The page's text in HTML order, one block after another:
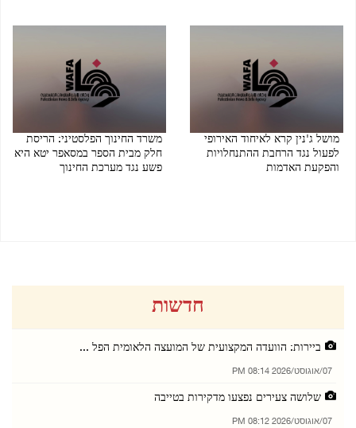
מושל ג'נין קרא לאיחוד האירופי
לפעול נגד הרחבת ההתנחלויות
והפקעת האדמות
משרד החינוך הפלסטיני: הריסת
חלק מבית הספר במסאפר יטא היא
פשע נגד מערכת החינוך
חדשות
ביירות: הוועדה המקצועית של המועצה הלאומית הפל ...
07/אוגוסט/2026 08:14 PM
שלושה צעירים נפצעו מדקירות בטייבה
07/אוגוסט/2026 08:12 PM